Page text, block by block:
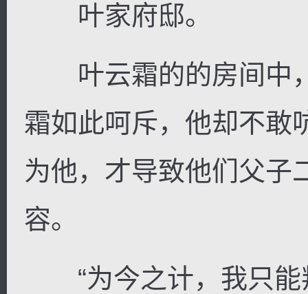
叶家府邸。
叶云霜的的房间中
霜如此呵斥，他却不敢
为他，才导致他们父子
容。
“为今之计，我只能